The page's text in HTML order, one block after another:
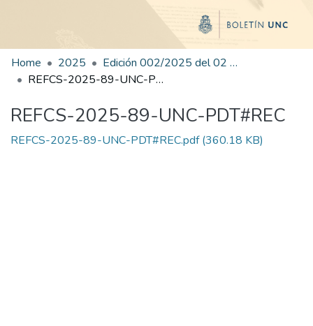
Home 2025
Edición 002/2025 del 02 de junio de 2025
REFCS-2025-89-UNC-PDT#REC
REFCS-2025-89-UNC-PDT#REC
REFCS-2025-89-UNC-PDT#REC.pdf(360.18 KB)